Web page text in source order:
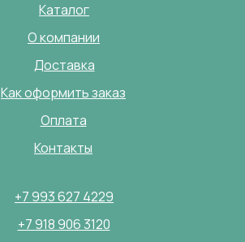
О компании
+7 918 906 3120
Каталог
+7 993 627 4229
Доставка
Оплата
Как оформить заказ
Контакты